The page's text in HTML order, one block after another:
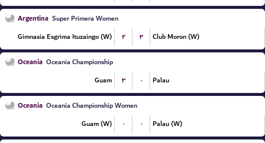
Argentina Super Primera Women
Gimnasia Esgrima Ituzaingo (W)
۲ ۳ Club Moron (W)
Oceania Oceania Championship
Guam
۳ ۰ Palau
Oceania Oceania Championship Women
Guam (W)
۰ ۰ Palau (W)